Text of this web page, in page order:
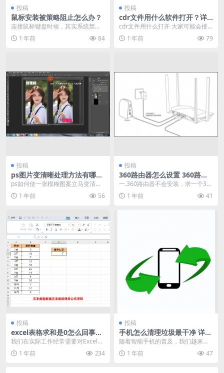
投稿
鼠标安装被策略阻止怎么办？
连接鼠标键盘时候，其实系统禁止
安装设备，要联系管理员，能不能
帮帮我？问了个问题，...
1 年前 84
投稿
cdr文件用什么软件打开？详
细介绍
cdr文件用什么打开 大家可能会接
触到cdr这种格式的文件，这种文件
是平面设计常...
1 年前 79
投稿
ps图片变清晰处理方法有哪
些?
ps如何使一张模糊图案立马变清
晰？ 瞬间变清晰，当然原因讲了其
他两种方法，今天再...
1 年前 56
投稿
360路由器怎么设置 360路由
器设置上网教程
一.360路由器不会安装，求一个36
0路由器的安装步骤教程，最好有图
片演示的。把...
1 年前 41
投稿
excel表格求和是0怎么回事？
（原因及解决方法分享）
我们在实际工作经常需要对Excel数
据进行求和计算，但是，有些新手
小伙伴会遇到在...
1 年前 234
投稿
手机怎么清理垃圾最干净 详细
教程来了
随着智能手机的普及，我们越来越
依赖手机来完成日常生活中的各种
任务。然而，在使用手...
1 年前 47